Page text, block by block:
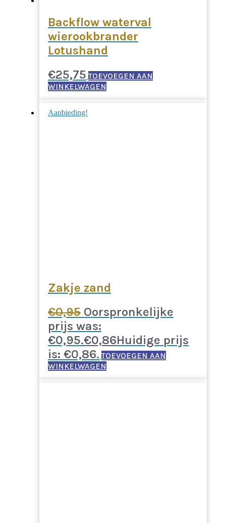
Backflow waterval
wierookbrander
Lotushand
€25,75 TOEVOEGEN AAN
WINKELWAGEN
Aanbieding!
Zakje zand
€0,95 Oorspronkelijke
prijs was:
€0,95.€0,86Huidige prijs
is: €0,86. TOEVOEGEN AAN
WINKELWAGEN